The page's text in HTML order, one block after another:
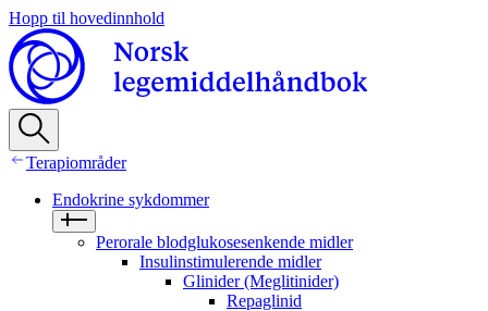
Hopp til hovedinnhold
Terapiområder
Endokrine sykdommer
Perorale blodglukosesenkende midler
Insulinstimulerende midler
Glinider (Meglitinider)
Repaglinid